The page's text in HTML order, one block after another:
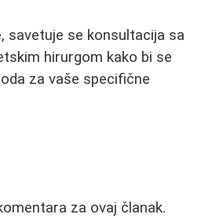
savetuje se konsultacija sa
hirurgom kako bi se
za vaše specifične
za ovaj članak.